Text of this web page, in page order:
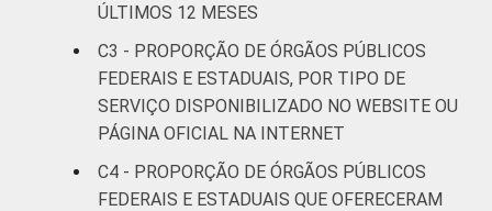
ÚLTIMOS 12 MESES
C3 - PROPORÇÃO DE ÓRGÃOS PÚBLICOS
FEDERAIS E ESTADUAIS, POR TIPO DE
SERVIÇO DISPONIBILIZADO NO WEBSITE OU
PÁGINA OFICIAL NA INTERNET
C4 - PROPORÇÃO DE ÓRGÃOS PÚBLICOS
FEDERAIS E ESTADUAIS QUE OFERECERAM